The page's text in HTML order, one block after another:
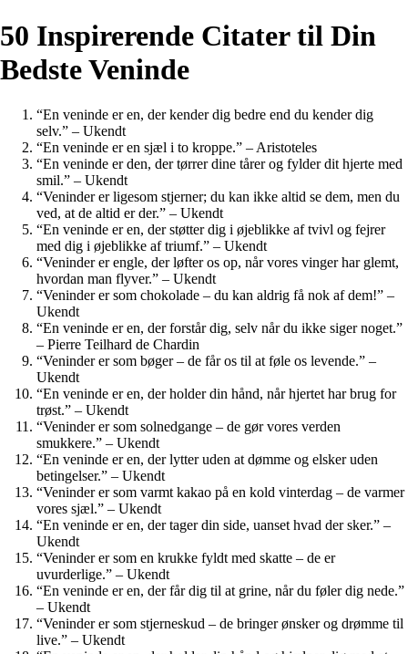
50 Inspirerende Citater til Din
Bedste Veninde
“En veninde er en, der kender dig bedre end du kender dig
selv.” – Ukendt
“En veninde er en sjæl i to kroppe.” – Aristoteles
“En veninde er den, der tørrer dine tårer og fylder dit hjerte med
smil.” – Ukendt
“Veninder er ligesom stjerner; du kan ikke altid se dem, men du
ved, at de altid er der.” – Ukendt
“En veninde er en, der støtter dig i øjeblikke af tvivl og fejrer
med dig i øjeblikke af triumf.” – Ukendt
“Veninder er engle, der løfter os op, når vores vinger har glemt,
hvordan man flyver.” – Ukendt
“Veninder er som chokolade – du kan aldrig få nok af dem!” –
Ukendt
“En veninde er en, der forstår dig, selv når du ikke siger noget.”
– Pierre Teilhard de Chardin
“Veninder er som bøger – de får os til at føle os levende.” –
Ukendt
“En veninde er en, der holder din hånd, når hjertet har brug for
trøst.” – Ukendt
“Veninder er som solnedgange – de gør vores verden
smukkere.” – Ukendt
“En veninde er en, der lytter uden at dømme og elsker uden
betingelser.” – Ukendt
“Veninder er som varmt kakao på en kold vinterdag – de varmer
vores sjæl.” – Ukendt
“En veninde er en, der tager din side, uanset hvad der sker.” –
Ukendt
“Veninder er som en krukke fyldt med skatte – de er
uvurderlige.” – Ukendt
“En veninde er en, der får dig til at grine, når du føler dig nede.”
– Ukendt
“Veninder er som stjerneskud – de bringer ønsker og drømme til
live.” – Ukendt